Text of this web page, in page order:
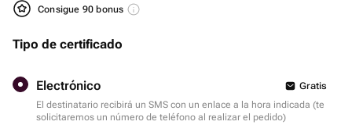
Consigue 90 bonus
Tipo de certificado
Electrónico
Gratis
El destinatario recibirá un SMS con un enlace a la hora indicada (te
solicitaremos un número de teléfono al realizar el pedido)